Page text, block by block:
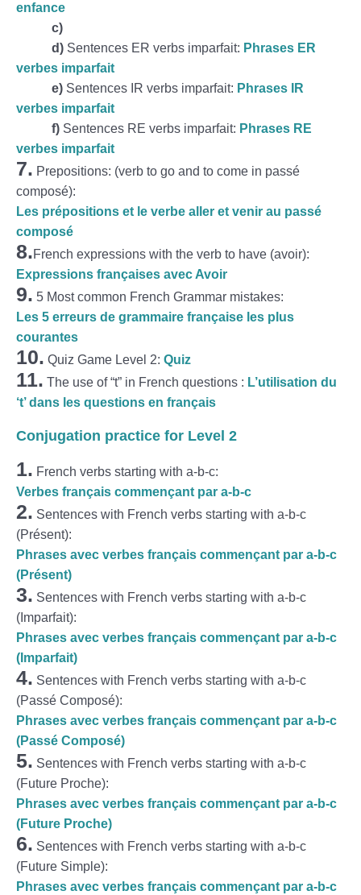
enfance
c)
d) Sentences ER verbs imparfait: Phrases ER
verbes imparfait
e) Sentences IR verbs imparfait: Phrases IR
verbes imparfait
f) Sentences RE verbs imparfait: Phrases RE
verbes imparfait
7. Prepositions: (verb to go and to come in passé
composé):
Les prépositions et le verbe aller et venir au passé
composé
8.French expressions with the verb to have (avoir):
Expressions françaises avec Avoir
9. 5 Most common French Grammar mistakes:
Les 5 erreurs de grammaire française les plus
courantes
10. Quiz Game Level 2: Quiz
11. The use of “t” in French questions : L’utilisation du
‘t’ dans les questions en français
Conjugation practice for Level 2
1. French verbs starting with a-b-c:
Verbes français commençant par a-b-c
2. Sentences with French verbs starting with a-b-c
(Présent):
Phrases avec verbes français commençant par a-b-c
(Présent)
3. Sentences with French verbs starting with a-b-c
(Imparfait):
Phrases avec verbes français commençant par a-b-c
(Imparfait)
4. Sentences with French verbs starting with a-b-c
(Passé Composé):
Phrases avec verbes français commençant par a-b-c
(Passé Composé)
5. Sentences with French verbs starting with a-b-c
(Future Proche):
Phrases avec verbes français commençant par a-b-c
(Future Proche)
6. Sentences with French verbs starting with a-b-c
(Future Simple):
Phrases avec verbes français commençant par a-b-c